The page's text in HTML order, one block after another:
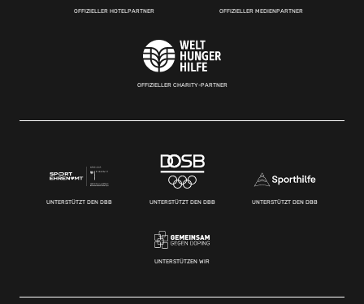
OFFIZIELLER HOTELPARTNER OFFIZIELLER MEDIENPARTNER
OFFIZIELLER CHARITY-PARTNER
UNTERSTÜTZT DEN DBB UNTERSTÜTZT DEN DBB UNTERSTÜTZT DEN DBB
UNTERSTÜTZEN WIR